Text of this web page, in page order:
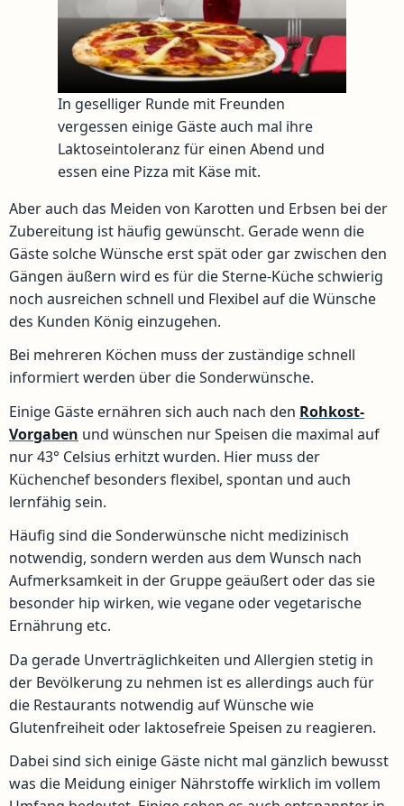
In geselliger Runde mit Freunden
vergessen einige Gäste auch mal ihre
Laktoseintoleranz für einen Abend und
essen eine Pizza mit Käse mit.
Aber auch das Meiden von Karotten und Erbsen bei der
Zubereitung ist häufig gewünscht. Gerade wenn die
Gäste solche Wünsche erst spät oder gar zwischen den
Gängen äußern wird es für die Sterne-Küche schwierig
noch ausreichen schnell und Flexibel auf die Wünsche
des Kunden König einzugehen.
Bei mehreren Köchen muss der zuständige schnell
informiert werden über die Sonderwünsche.
Einige Gäste ernähren sich auch nach den Rohkost-
Vorgaben und wünschen nur Speisen die maximal auf
nur 43° Celsius erhitzt wurden. Hier muss der
Küchenchef besonders flexibel, spontan und auch
lernfähig sein.
Häufig sind die Sonderwünsche nicht medizinisch
notwendig, sondern werden aus dem Wunsch nach
Aufmerksamkeit in der Gruppe geäußert oder das sie
besonder hip wirken, wie vegane oder vegetarische
Ernährung etc.
Da gerade Unverträglichkeiten und Allergien stetig in
der Bevölkerung zu nehmen ist es allerdings auch für
die Restaurants notwendig auf Wünsche wie
Glutenfreiheit oder laktosefreie Speisen zu reagieren.
Dabei sind sich einige Gäste nicht mal gänzlich bewusst
was die Meidung einiger Nährstoffe wirklich im vollem